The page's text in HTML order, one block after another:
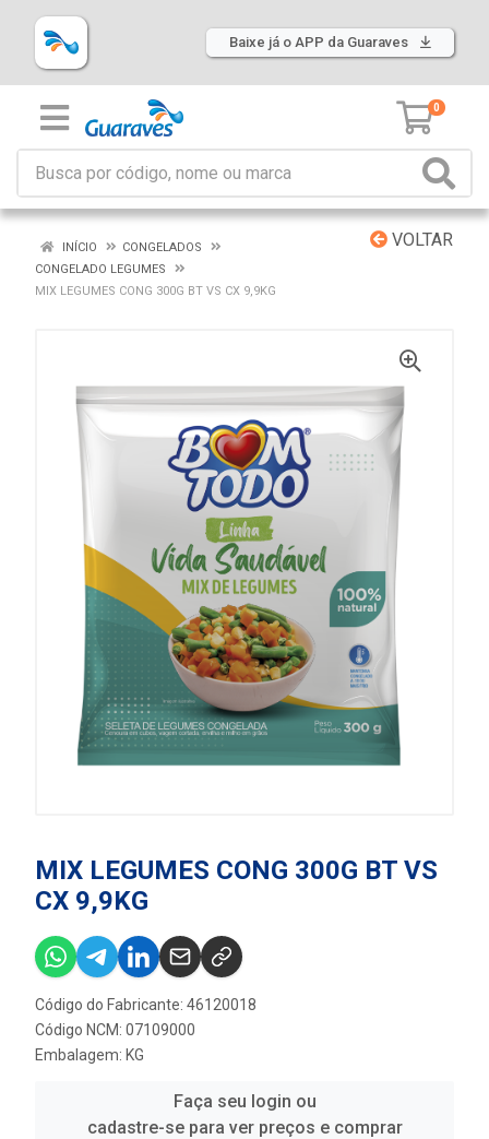
Baixe já o APP da Guaraves
0
VOLTAR
INÍCIO
CONGELADOS
CONGELADO LEGUMES
MIX LEGUMES CONG 300G BT VS CX 9,9KG
MIX LEGUMES CONG 300G BT VS
CX 9,9KG
Código do Fabricante: 46120018
Código NCM: 07109000
Embalagem: KG
Faça seu login ou
cadastre-se para ver preços e comprar